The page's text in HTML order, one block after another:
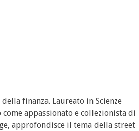
finanza. Laureato in Scienze
appassionato e collezionista di
approfondisce il tema della street